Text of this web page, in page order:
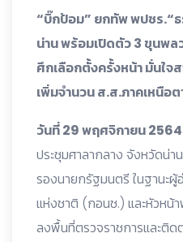
“บิ๊กป้อม” ยกทัพ พปชร.“
น่าน พร้อมเปิดตัว 3 ขุนพ
ศึกเลือกตั้งครั้งหน้า มั่นใจ
เพิ่มจำนวน ส.ส.ภาคเหนือต
วันที่ 29 พฤศจิกายน 2564
ประชุมศาลากลาง จังหวัดน่
รองนายกรัฐมนตรี ในฐานะ
แห่งชาติ (กอนช.) และหัวหน้
ลงพื้นที่ตรวจราชการและติ